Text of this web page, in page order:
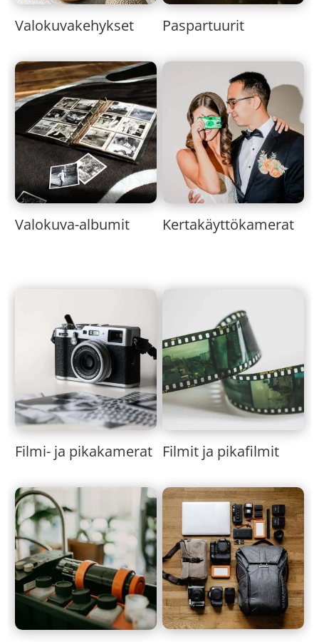
Valokuvakehykset Paspartuurit
Valokuva-albumit Kertakäyttökamerat
Filmi- ja pikakamerat Filmit ja pikafilmit